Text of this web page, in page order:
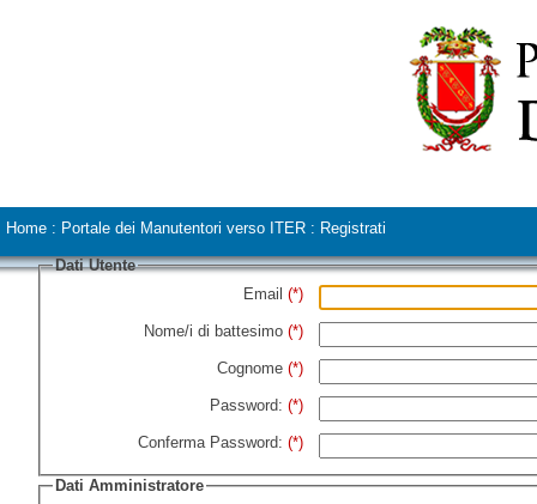
Home : Portale dei Manutentori verso ITER : Registrati
Dati Utente
Email(*)
Nome/i di battesimo(*)
Cognome(*)
Password:(*)
Conferma Password:(*)
Dati Amministratore